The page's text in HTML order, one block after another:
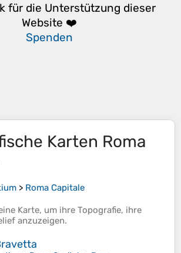
für die Unterstützung dieser
Website ❤️
Spenden
Karten Roma
> Roma Capitale
Karte, um ihre Topografie, ihre
anzuzeigen.